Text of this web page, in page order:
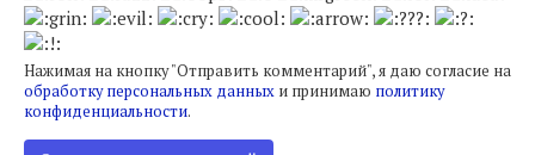
Нажимая на кнопку "Отправить комментарий", я даю согласие на
обработку персональных данных и принимаю политику
конфиденциальности.